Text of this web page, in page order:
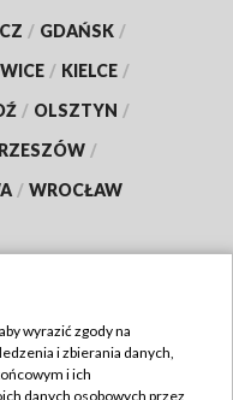
/ GDAŃSK /
/ KIELCE /
/ OLSZTYN /
RZESZÓW /
/ WROCŁAW
wyrazić zgody na
i zbierania danych,
i ich
danych osobowych przez